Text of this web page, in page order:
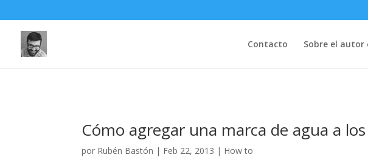
Contacto Sobre el autor
Cómo agregar una marca de agua a
por Rubén Bastón | Feb 22, 2013 | How to